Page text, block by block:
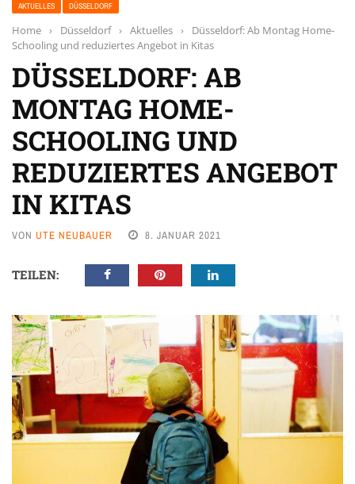
AKTUELLES DÜSSELDORF
Home › Düsseldorf › Aktuelles ›
Düsseldorf: Ab Montag Home-
Schooling und reduziertes Angebot in Kitas
DÜSSELDORF: AB
MONTAG HOME-
SCHOOLING UND
REDUZIERTES ANGEBOT
IN KITAS
VON UTE NEUBAUER 8. JANUAR 2021
TEILEN: